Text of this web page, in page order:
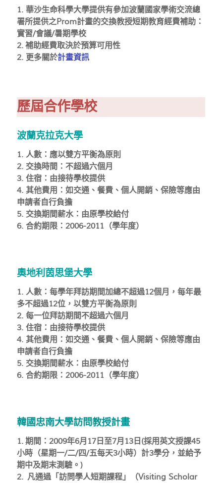
1. 華沙生命科學大學提供有參加波蘭國家學術交流總
署所提供之Prom計畫的交換教授短期教育經費補助：
實習/會議/暑期學校
2. 補助經費取決於預算可用性
2. 更多關於計畫資訊
歷屆合作學校
波蘭克拉克大學
1. 人數：應以雙方平衡為原則
2. 交換時間：不超過六個月
3. 住宿：由接待學校提供
4. 其他費用：如交通、餐費、個人開銷、保險等應由
申請者自行負擔
5. 交換期間薪水：由原學校給付
6. 合約期限：2006-2011（學年度）
奧地利茵思堡大學
1. 人數：每學年拜訪期間加總不超過12個月，每年最
多不超過12位，以雙方平衡為原則
2. 每一位拜訪期間不超過六個月
3. 住宿：由接待學校提供
4. 其他費用：如交通、餐費、個人開銷、保險等應由
申請者自行負擔
5. 交換期間薪水：由原學校給付
6. 合約期限：2006-2011（學年度）
韓國忠南大學訪問教授計畫
1. 期間：2009年6月17日至7月13日(採用英文授課45
小時（星期一/二/四/五每天3小時）計3學分，並給予
期中及期末測驗。)
2. 凡通過「訪問學人短期課程」（Visiting Scholar